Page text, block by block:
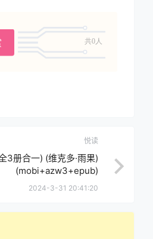
共0人
悦读
3册合一) (维克多·雨果)
(mobi+azw3+epub)
2024-3-31 20:41:20